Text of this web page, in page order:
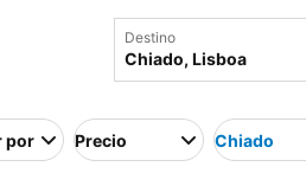
Destino
por Precio Chiado